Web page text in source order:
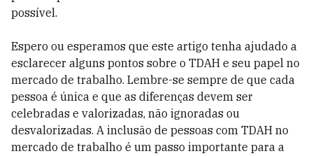
possível.
Espero ou esperamos que este artigo tenha ajudado a
esclarecer alguns pontos sobre o TDAH e seu papel no
mercado de trabalho. Lembre-se sempre de que cada
pessoa é única e que as diferenças devem ser
celebradas e valorizadas, não ignoradas ou
desvalorizadas. A inclusão de pessoas com TDAH no
mercado de trabalho é um passo importante para a